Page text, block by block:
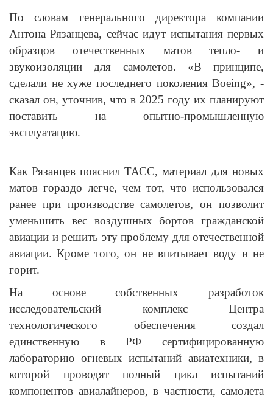
По словам генерального директора компании
Антона Рязанцева, сейчас идут испытания первых
образцов отечественных матов тепло- и
звукоизоляции для самолетов. «В принципе,
сделали не хуже последнего поколения Boeing», -
сказал он, уточнив, что в 2025 году их планируют
поставить на опытно-промышленную
эксплуатацию.
Как Рязанцев пояснил ТАСС, материал для новых
матов гораздо легче, чем тот, что использовался
ранее при производстве самолетов, он позволит
уменьшить вес воздушных бортов гражданской
авиации и решить эту проблему для отечественной
авиации. Кроме того, он не впитывает воду и не
горит.
На основе собственных разработок
исследовательский комплекс Центра
технологического обеспечения создал
единственную в РФ сертифицированную
лабораторию огневых испытаний авиатехники, в
которой проводят полный цикл испытаний
компонентов авиалайнеров, в частности, самолета